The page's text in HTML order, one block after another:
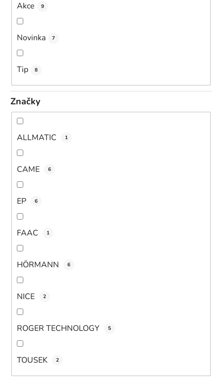
Akce 9
Novinka 7
Tip 8
Značky
ALLMATIC 1
CAME 6
EP 6
FAAC 1
HÖRMANN 6
NICE 2
ROGER TECHNOLOGY 5
TOUSEK 2